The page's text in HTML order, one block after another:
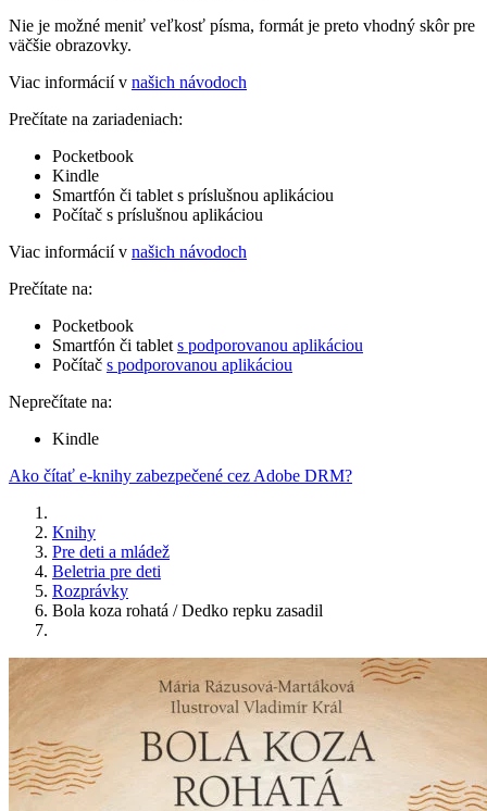
Nie je možné meniť veľkosť písma, formát je preto vhodný skôr pre
väčšie obrazovky.
Viac informácií v našich návodoch
Prečítate na zariadeniach:
Pocketbook
Kindle
Smartfón či tablet s príslušnou aplikáciou
Počítač s príslušnou aplikáciou
Viac informácií v našich návodoch
Prečítate na:
Pocketbook
Smartfón či tablet s podporovanou aplikáciou
Počítač s podporovanou aplikáciou
Neprečítate na:
Kindle
Ako čítať e-knihy zabezpečené cez Adobe DRM?
Knihy
Pre deti a mládež
Beletria pre deti
Rozprávky
Bola koza rohatá / Dedko repku zasadil